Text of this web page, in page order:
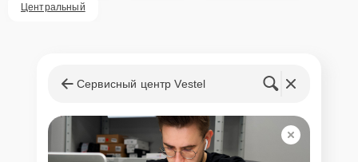
Центральный
Сервисный центр Vestel